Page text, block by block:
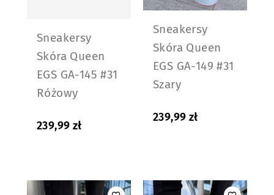
Sneakersy
Skóra Queen
EGS GA-145 #31
Różowy
239,99 zł
Sneakersy
Skóra Queen
EGS GA-149 #31
Szary
239,99 zł